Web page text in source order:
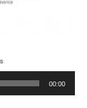
00:00